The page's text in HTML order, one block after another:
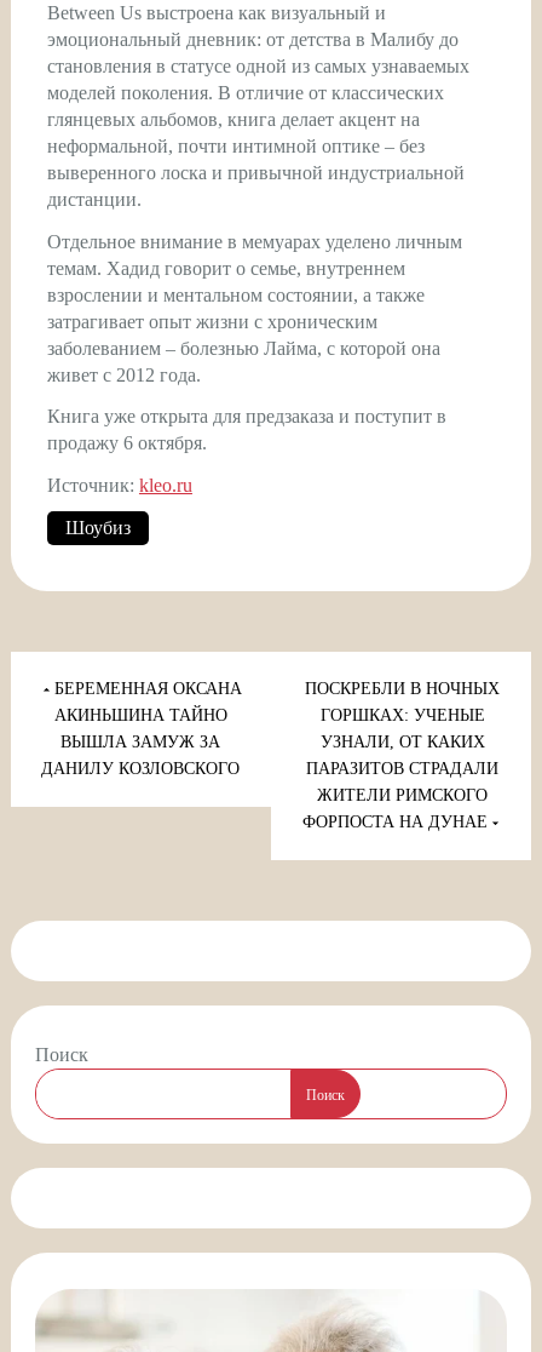
Between Us выстроена как визуальный и
эмоциональный дневник: от детства в Малибу до
становления в статусе одной из самых узнаваемых
моделей поколения. В отличие от классических
глянцевых альбомов, книга делает акцент на
неформальной, почти интимной оптике – без
выверенного лоска и привычной индустриальной
дистанции.
Отдельное внимание в мемуарах уделено личным
темам. Хадид говорит о семье, внутреннем
взрослении и ментальном состоянии, а также
затрагивает опыт жизни с хроническим
заболеванием – болезнью Лайма, с которой она
живет с 2012 года.
Книга уже открыта для предзаказа и поступит в
продажу 6 октября.
Источник: kleo.ru
Шоубиз
Навигация
по
записям
БЕРЕМЕННАЯ ОКСАНА
АКИНЬШИНА ТАЙНО
ВЫШЛА ЗАМУЖ ЗА
ДАНИЛУ КОЗЛОВСКОГО
ПОСКРЕБЛИ В НОЧНЫХ
ГОРШКАХ: УЧЕНЫЕ
УЗНАЛИ, ОТ КАКИХ
ПАРАЗИТОВ СТРАДАЛИ
ЖИТЕЛИ РИМСКОГО
ФОРПОСТА НА ДУНАЕ
Поиск
Поиск